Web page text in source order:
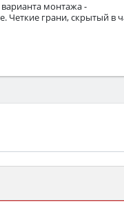
монтажа -
Четкие грани, скрытый в